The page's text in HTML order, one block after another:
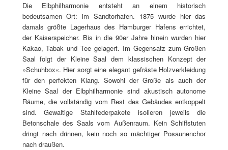
Die Elbphilharmonie entsteht an einem historisch
bedeutsamen Ort: im Sandtorhafen. 1875 wurde hier das
damals größte Lagerhaus des Hamburger Hafens errichtet,
der Kaiserspeicher. Bis in die 90er Jahre hinein wurden hier
Kakao, Tabak und Tee gelagert. Im Gegensatz zum Großen
Saal folgt der Kleine Saal dem klassischen Konzept der
»Schuhbox«. Hier sorgt eine elegant gefräste Holzverkleidung
für den perfekten Klang. Sowohl der Große als auch der
Kleine Saal der Elbphilharmonie sind akustisch autonome
Räume, die vollständig vom Rest des Gebäudes entkoppelt
sind. Gewaltige Stahlfederpakete isolieren jeweils die
Betonschale des Saals vom Außenraum. Kein Schiffstuten
dringt nach drinnen, kein noch so mächtiger Posaunenchor
nach draußen.